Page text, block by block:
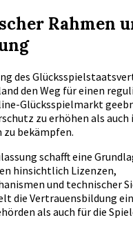
Rahmen
des
den Weg für einen
Glücksspielmarkt
zu erhöhen als
bekämpfen.
schafft eine
hinsichtlich Lizenzen,
und technischer
die Vertrauensbildung
als auch für die